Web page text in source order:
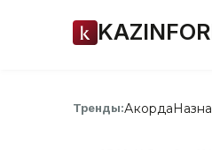
Тренды:Акорда